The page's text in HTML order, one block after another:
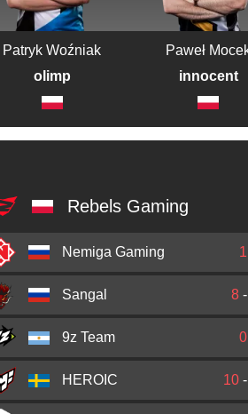
Patryk Woźniak
olimp
Paweł
innocent
Rebels Gaming
Nemiga Gaming 1
Sangal 8
9z Team 0
HEROIC 10